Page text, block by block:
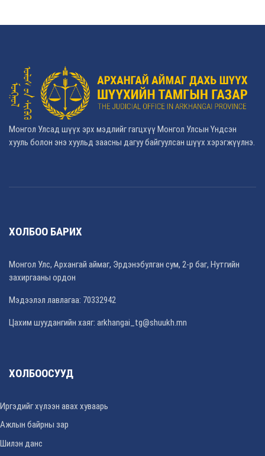
Монгол Улсад шүүх эрх мэдлийг гагцхүү Монгол Улсын Үндсэн
хууль болон энэ хуульд заасны дагуу байгуулсан шүүх хэрэгжүүлнэ.
ХОЛБОО БАРИХ
Монгол Улс, Архангай аймаг, Эрдэнэбулган сум, 2-р баг, Нутгийн
захиргааны ордон
Мэдээлэл лавлагаа: 70332942
Цахим шуудангийн хаяг: arkhangai_tg@shuukh.mn
ХОЛБООСУУД
Иргэдийг хүлээн авах хуваарь
Ажлын байрны зар
Шилэн данс